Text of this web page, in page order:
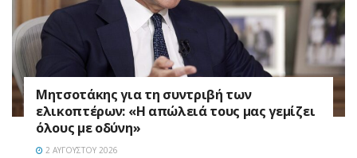
Μητσοτάκης για τη συντριβή των
ελικοπτέρων: «Η απώλειά τους μας γεμίζει
όλους με οδύνη»
2 ΑΥΓΟΎΣΤΟΥ 2026